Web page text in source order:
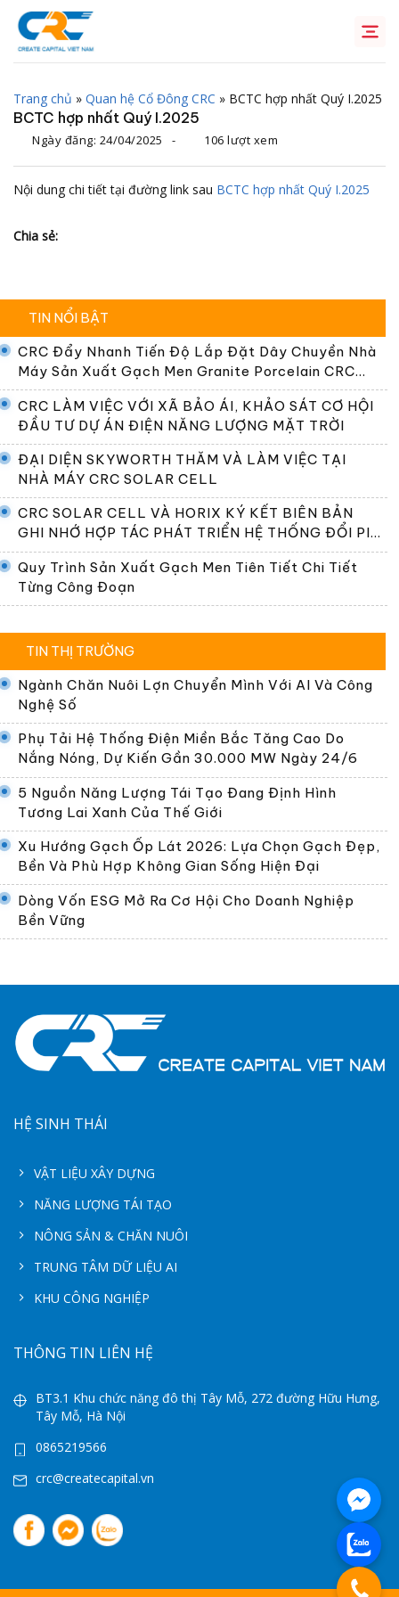
Chuyển
đến
dung
Trang chủ » Quan hệ Cổ Đông CRC » BCTC hợp nhất Quý I.2025
BCTC hợp nhất Quý I.2025
Ngày đăng: 24/04/2025 - 106 lượt xem
Nội dung chi tiết tại đường link sau BCTC hợp nhất Quý I.2025
Chia sẻ:
TIN NỔI BẬT
CRC Đẩy Nhanh Tiến Độ Lắp Đặt Dây Chuyền Nhà
Máy Sản Xuất Gạch Men Granite Porcelain CRC
Premier
CRC LÀM VIỆC VỚI XÃ BẢO ÁI, KHẢO SÁT CƠ HỘI
ĐẦU TƯ DỰ ÁN ĐIỆN NĂNG LƯỢNG MẶT TRỜI
ĐẠI DIỆN SKYWORTH THĂM VÀ LÀM VIỆC TẠI
NHÀ MÁY CRC SOLAR CELL
CRC SOLAR CELL VÀ HORIX KÝ KẾT BIÊN BẢN
GHI NHỚ HỢP TÁC PHÁT TRIỂN HỆ THỐNG ĐỔI PIN
TẠI VIỆT NAM
Quy Trình Sản Xuất Gạch Men Tiên Tiết Chi Tiết
Từng Công Đoạn
TIN THỊ TRƯỜNG
Ngành Chăn Nuôi Lợn Chuyển Mình Với AI Và Công
Nghệ Số
Phụ Tải Hệ Thống Điện Miền Bắc Tăng Cao Do
Nắng Nóng, Dự Kiến Gần 30.000 MW Ngày 24/6
5 Nguồn Năng Lượng Tái Tạo Đang Định Hình
Tương Lai Xanh Của Thế Giới
Xu Hướng Gạch Ốp Lát 2026: Lựa Chọn Gạch Đẹp,
Bền Và Phù Hợp Không Gian Sống Hiện Đại
Dòng Vốn ESG Mở Ra Cơ Hội Cho Doanh Nghiệp
Bền Vững
HỆ SINH THÁI
VẬT LIỆU XÂY DỰNG
NĂNG LƯỢNG TÁI TẠO
NÔNG SẢN & CHĂN NUÔI
TRUNG TÂM DỮ LIỆU AI
KHU CÔNG NGHIỆP
THÔNG TIN LIÊN HỆ
BT3.1 Khu chức năng đô thị Tây Mỗ, 272 đường Hữu Hưng,
Tây Mỗ, Hà Nội
0865219566
crc@createcapital.vn